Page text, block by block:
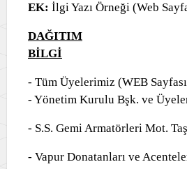
EK: İlgi Yazı Örneği (Web
DAĞITIM
BİLGİ
- Tüm Üyelerimiz
- Yönetim Kurulu Bşk. ve
- S.S. Gemi Armatörleri Mot.
- Vapur Donatanları ve